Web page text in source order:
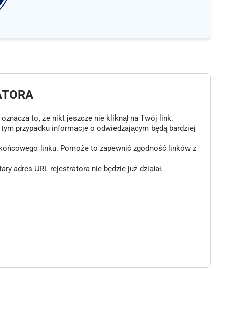
to, że nikt jeszcze nie kliknął na Twój link.
przypadku informacje o odwiedzającym będą bardziej
linku. Pomoże to zapewnić zgodność linków z
adres URL rejestratora nie będzie już działał.